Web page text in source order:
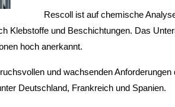
Rescoll ist auf chemische
Klebstoffe und Beschichtungen. Das
hoch anerkannt.
und wachsenden
Deutschland, Frankreich und Spanien.